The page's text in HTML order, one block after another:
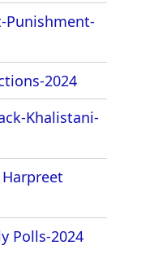
Punishment-
2024
Khalistani-
Polls-2024